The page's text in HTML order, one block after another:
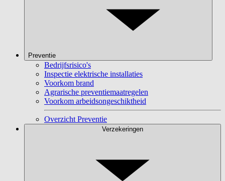
Preventie
Bedrijfsrisico's
Inspectie elektrische installaties
Voorkom brand
Agrarische preventiemaatregelen
Voorkom arbeidsongeschiktheid
Overzicht Preventie
Verzekeringen